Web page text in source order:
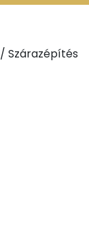
/ Szárazépítés